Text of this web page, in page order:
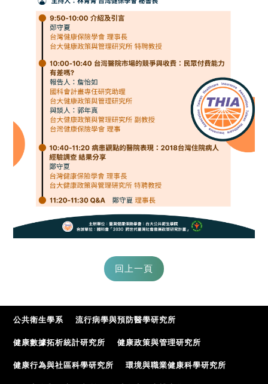
公共衛生學系 流行病學與預防醫學研究所
健康數據拓析統計研究所 健康政策與管理研究所
健康行為與社區科學研究所 環境與職業健康科學研究所